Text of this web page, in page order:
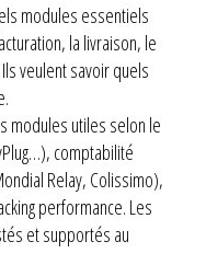
modules essentiels
la livraison, le
veulent savoir quels
modules utiles selon le
comptabilité
Relay, Colissimo),
performance. Les
et supportés au